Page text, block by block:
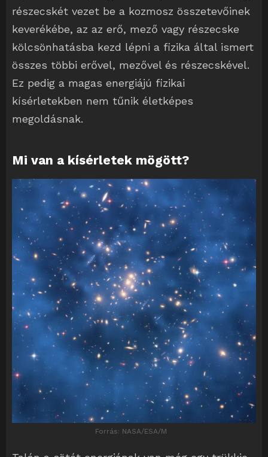
részecskét vezet be a kozmosz összetevőinek
keverékébe, az az erő, mező vagy részecske
kölcsönhatásba kezd lépni a fizika által ismert
összes többi erővel, mezővel és részecskével.
Ez pedig a magas energiájú fizikai
kísérletekben nem tűnik életképes
megoldásnak.
Mi van a kísérletek mögött?
Forrás: NASA/ESA/M